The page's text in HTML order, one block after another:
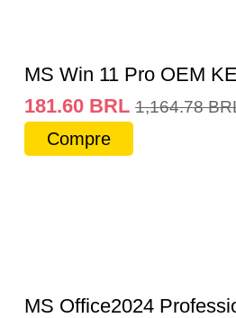
MS Win 11 Pro OEM
181.60 BRL 1,164.78
Compre
MS Office2024